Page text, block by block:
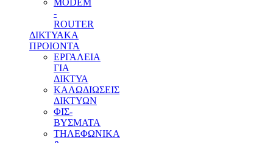
-
ROUTER
ΔΙΚΤΥΑΚΑ
ΠΡΟΙΟΝΤΑ
ΕΡΓΑΛΕΙΑ
ΓΙΑ
ΔΙΚΤΥΑ
ΚΑΛΩΔΙΩΣΕΙΣ
ΔΙΚΤΥΩΝ
ΦΙΣ-
ΒΥΣΜΑΤΑ
THΛΕΦΩΝΙΚΑ